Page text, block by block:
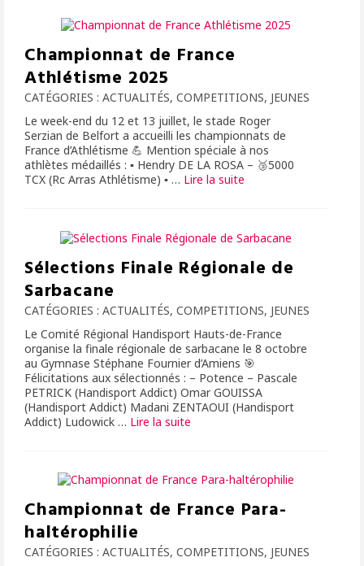
Championnat de France
Athlétisme 2025
CATÉGORIES : ACTUALITÉS, COMPETITIONS, JEUNES
Le week-end du 12 et 13 juillet, le stade Roger
Serzian de Belfort a accueilli les championnats de
France d’Athlétisme 💪 Mention spéciale à nos
athlètes médaillés : ▪ Hendry DE LA ROSA – 🥉5000
TCX (Rc Arras Athlétisme) ▪ … Lire la suite­­
Sélections Finale Régionale de
Sarbacane
CATÉGORIES : ACTUALITÉS, COMPETITIONS, JEUNES
Le Comité Régional Handisport Hauts-de-France
organise la finale régionale de sarbacane le 8 octobre
au Gymnase Stéphane Fournier d’Amiens 🎯
Félicitations aux sélectionnés : – Potence – Pascale
PETRICK (Handisport Addict) Omar GOUISSA
(Handisport Addict) Madani ZENTAOUI (Handisport
Addict) Ludowick … Lire la suite­­
Championnat de France Para-
haltérophilie
CATÉGORIES : ACTUALITÉS, COMPETITIONS, JEUNES